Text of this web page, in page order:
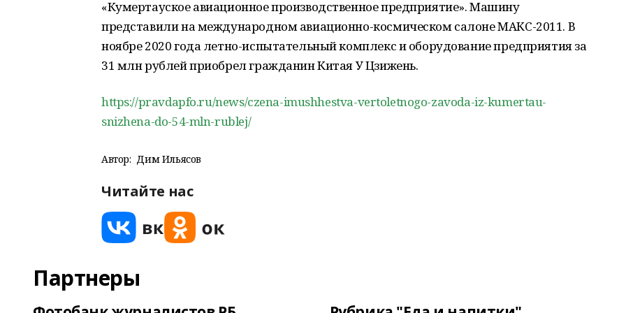
«Кумертауское авиационное производственное предприятие». Машину
представили на международном авиационно-космическом салоне МАКС-2011. В
ноябре 2020 года летно-испытательный комплекс и оборудование предприятия за
31 млн рублей приобрел гражданин Китая У Цзижень.
https://pravdapfo.ru/news/czena-imushhestva-vertoletnogo-zavoda-iz-kumertau-
snizhena-do-54-mln-rublej/
Автор: Дим Ильясов
Читайте нас
Партнеры